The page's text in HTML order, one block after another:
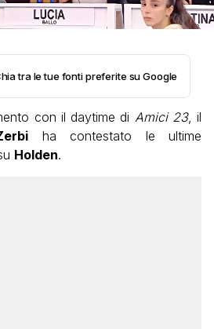
tra le tue fonti preferite su Google
con il daytime di Amici 23, il
ha contestato le ultime
Holden.